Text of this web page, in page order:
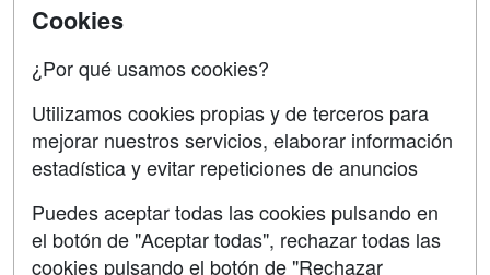
Contactar
Copyleft
Grupo formazion:
Cookies
¿Por qué usamos cookies?
Utilizamos cookies propias y de terceros para
mejorar nuestros servicios, elaborar información
estadística y evitar repeticiones de anuncios
Puedes aceptar todas las cookies pulsando en
el botón de "Aceptar todas", rechazar todas las
cookies pulsando el botón de "Rechazar